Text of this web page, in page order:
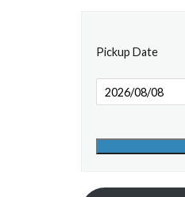
Pickup Date